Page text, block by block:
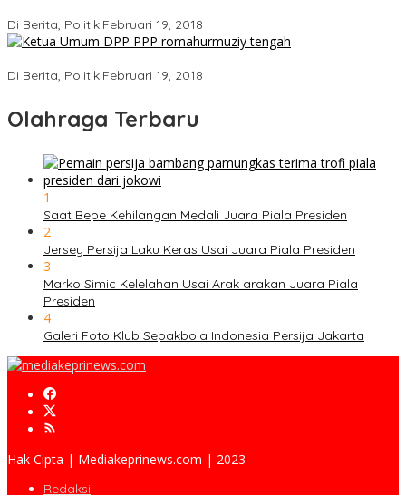
Di Berita, Politik|Februari 19, 2018
Di Berita, Politik|Februari 19, 2018
Olahraga Terbaru
1
Saat Bepe Kehilangan Medali Juara Piala Presiden
2
Jersey Persija Laku Keras Usai Juara Piala Presiden
3
Marko Simic Kelelahan Usai Arak arakan Juara Piala
Presiden
4
Galeri Foto Klub Sepakbola Indonesia Persija Jakarta
Hak Cipta | Mediakeprinews.com | 2023
Redaksi